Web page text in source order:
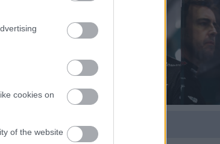
cookies on
of the website
3 napja